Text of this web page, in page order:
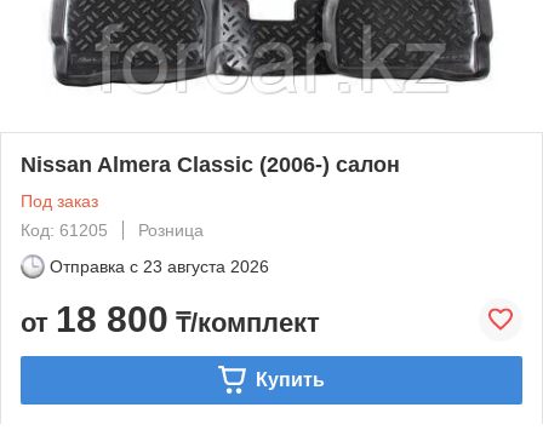
Nissan Almera Classic (2006-) салон
Под заказ
Код: 61205
Розница
Отправка с 23 августа 2026
от 18 800 ₸/комплект
Купить